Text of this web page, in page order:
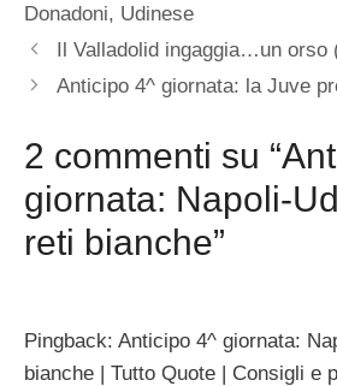
Donadoni, Udinese
Il Valladolid ingaggia…un orso
Anticipo 4^ giornata: la Juve
2 commenti su
giornata: Napoli-
reti bianche”
Pingback: Anticipo 4^ giornata:
bianche | Tutto Quote | Consigli e